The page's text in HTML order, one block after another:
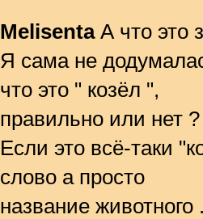
MelisentaА что это
Я сама не
что это " козёл ",
правильно или нет ?
Если это всё-таки
слово а просто
название